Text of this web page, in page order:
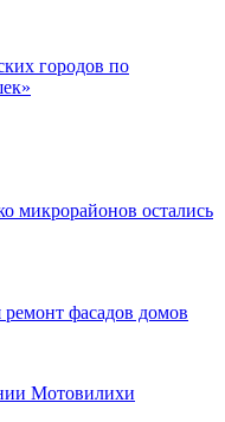
городов по
микрорайонов остались
фасадов домов
Мотовилихи